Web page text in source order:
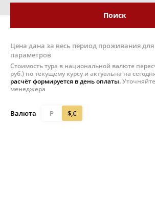
Поиск
Цена дана за весь период проживания
параметров
Стоимость тура в национальной валюте
руб.) по текущему курсу и актуальна на
расчёт формируется в день оплаты.
менеджера
Валюта Р $,€